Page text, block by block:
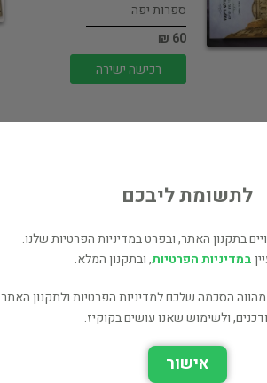
ספרות יפה
60 ₪
רכישה ישירה
ספרות תרגום
רכישה ישירה
לתשומת ליבכם
בתקנון האתר, ובפרט במדיניות הפרטיות שלנו.
במדיניות הפרטיות, ובתקנון המלא.
הסכמה שלכם למדיניות הפרטיות ולתקנון האתר
ולשימוש שאנו עושים בקוקיז.
אישור